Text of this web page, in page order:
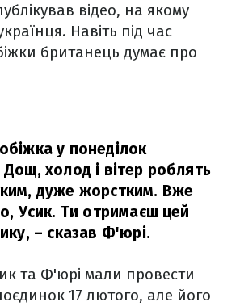
відео, на якому
Навіть під час
британець думає про
у понеділок
холод і вітер роблять
дуже жорстким. Вже
Усик. Ти отримаєш цей
– сказав Ф'юрі.
та Ф'юрі мали провести
17 лютого, але його